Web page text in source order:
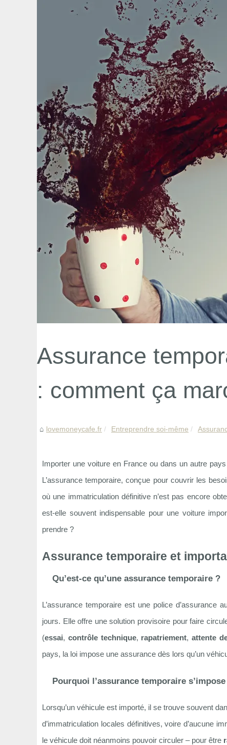
Assurance
: comment ça
lovemoneycafe.fr Entreprendre soi-même
Importer une voiture en France ou dans un autre
L’assurance temporaire, conçue pour couvrir les
où une immatriculation définitive n’est pas encore
est-elle souvent indispensable pour une voiture
prendre ?
Assurance temporaire et
Qu’est-ce qu’une assurance temporaire ?
L’assurance temporaire est une police d’assurance
jours. Elle offre une solution provisoire pour faire
(essai, contrôle technique, rapatriement,attente
pays, la loi impose une assurance dès lors qu’un
Pourquoi l’assurance temporaire
Lorsqu’un véhicule est importé, il se trouve souvent
d’immatriculation locales définitives, voire d’aucune
le véhicule doit néanmoins pouvoir circuler – pour être